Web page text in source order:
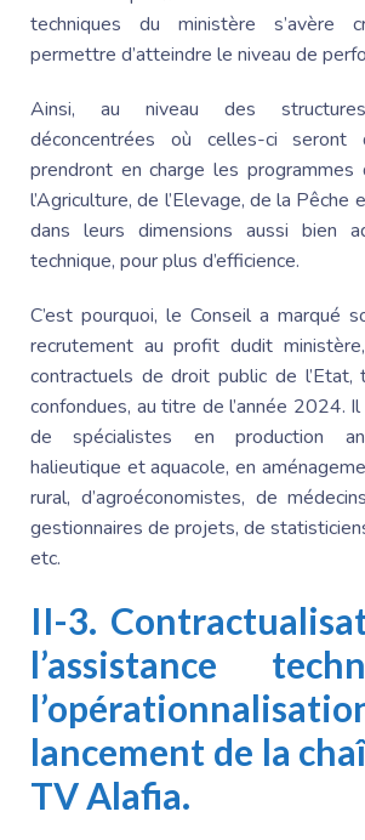
techniques du ministère s’avère
permettre d’atteindre le niveau de
Ainsi, au niveau des
déconcentrées où celles-ci seront
prendront en charge les programmes
l’Agriculture, de l’Elevage, de la Pêche
dans leurs dimensions aussi bien
technique, pour plus d’efficience.
C’est pourquoi, le Conseil a marqué
recrutement au profit dudit
contractuels de droit public de l’Etat,
confondues, au titre de l’année 2024.
de spécialistes en production
halieutique et aquacole, en
rural, d’agroéconomistes, de
gestionnaires de projets, de
etc.
II-3.
l’assistance
lancement de la
TV Alafia.